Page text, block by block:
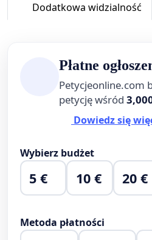
Dodatkowa widzialność
Płatne
Petycjeonline.com
petycję wśród
Dowiedz się
Wybierz budżet
5 € 10 € 20 €
Metoda płatności